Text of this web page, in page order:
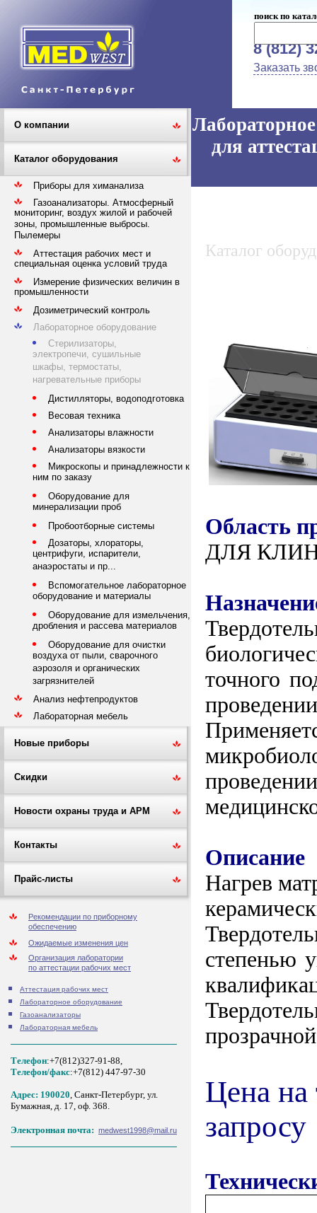
поиск по
8 (812)
Заказать
О компании
Каталог оборудования
Приборы для химанализа
Газоанализаторы. Атмосферный
мониторинг, воздух жилой и рабочей
зоны, промышленные выбросы.
Пылемеры
Аттестация рабочих мест и
специальная оценка условий труда
Измерение физических величин в
промышленности
Дозиметрический контроль
Лабораторное оборудование
Стерилизаторы,
электропечи, сушильные
шкафы, термостаты,
нагревательные приборы
Дистилляторы, водоподготовка
Весовая техника
Анализаторы влажности
Анализаторы вязкости
Микроскопы и принадлежности к
ним по заказу
Оборудование для
минерализации проб
Пробоотборные системы
Дозаторы, хлораторы,
центрифуги, испарители,
анаэростаты и пр...
Вспомогательное лабораторное
оборудование и материалы
Оборудование для измельчения,
дробления и рассева материалов
Оборудование для очистки
воздуха от пыли, сварочного
аэрозоля и органических
загрязнителей
Анализ нефтепродуктов
Лабораторная мебель
Новые приборы
Скидки
Новости охраны труда и АРМ
Контакты
Прайс-листы
Рекомендации по приборному
обеспечению
Ожидаемые изменения цен
Организация лаборатории
по аттестации рабочих мест
Аттестация рабочих мест
Лабораторное оборудование
Газоанализаторы
Лабораторная мебель
Телефон:+7(812)327-91-88,
Tелефон/факс:+7(812) 447-97-30
Адрес: 190020, Санкт-Петербург, ул.
Бумажная, д. 17, оф. 368.
Электронная почта: medwest1998@mail.ru
для
Каталог
Область
ДЛЯ
точного
Описание
Нагрев
степенью
Цена на
запросу